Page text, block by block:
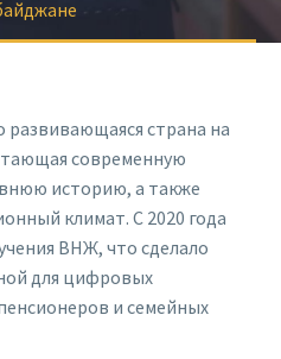
страна на
современную
историю, а также
климат. С 2020 года
ВНЖ, что сделало
для цифровых
и семейных